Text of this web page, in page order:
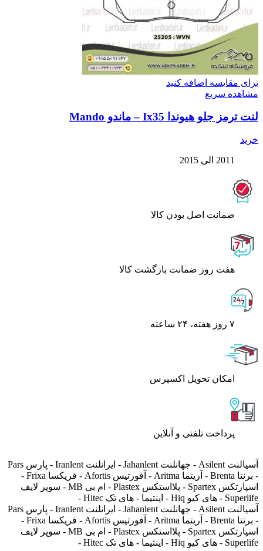
برای مقایسه اضافه کنید
مشاهده سریع
لنت ترمز جلو هیوندا Ix35 – ماندو Mando
خرید
2011 الی 2015
ﺿﻤﺎﻧﺖ اﺻﻞ ﺑﻮدن ﮐﺎﻟﺎ
هفت روز ضمانت بازگشت کالا
۷ روز ﻫﻔﺘﻪ، ۲۴ ﺳﺎﻋﺘﻪ
اﻣﮑﺎن ﺗﺤﻮﯾﻞ اﮐﺴﭙﺮس
پرداخت تلفنی و آنلاین
آسیالنت Asilent - جهانلنت Jahanlent - ایرانلنت Iranlent - پارس Pars
- برنتا Brenta - آریتما Aritma - آفورتیس Afortis - فریکسا Frixa -
اسپارتکس Spartex - پلااستکس Plastex - ام بی MB - سوپر لایف
Superlife - های کیو Hiq - اینتیما - های تک Hitec -
آسیالنت Asilent - جهانلنت Jahanlent - ایرانلنت Iranlent - پارس Pars
- برنتا Brenta - آریتما Aritma - آفورتیس Afortis - فریکسا Frixa -
اسپارتکس Spartex - پلااستکس Plastex - ام بی MB - سوپر لایف
Superlife - های کیو Hiq - اینتیما - های تک Hitec -